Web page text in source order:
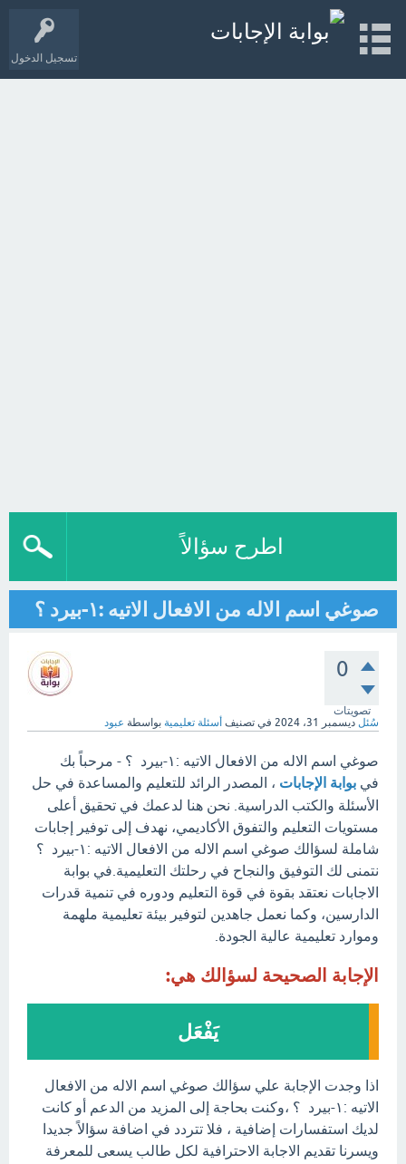
تسجيل الدخول
اطرح سؤالاً
صوغي اسم الاله من الافعال الاتيه :١-بيرد ؟
0
تصويتات
سُئل ديسمبر 31، 2024 في تصنيف أسئلة تعليمية بواسطة عبود
صوغي اسم الاله من الافعال الاتيه :١-بيرد ؟ - مرحباً بك
في بوابة الإجابات ، المصدر الرائد للتعليم والمساعدة في حل
الأسئلة والكتب الدراسية. نحن هنا لدعمك في تحقيق أعلى
مستويات التعليم والتفوق الأكاديمي، نهدف إلى توفير إجابات
شاملة لسؤالك صوغي اسم الاله من الافعال الاتيه :١-بيرد ؟
نتمنى لك التوفيق والنجاح في رحلتك التعليمية.في بوابة
الاجابات نعتقد بقوة في قوة التعليم ودوره في تنمية قدرات
الدارسين، وكما نعمل جاهدين لتوفير بيئة تعليمية ملهمة
وموارد تعليمية عالية الجودة.
الإجابة الصحيحة لسؤالك هي:
يَفْعَل
اذا وجدت الإجابة علي سؤالك صوغي اسم الاله من الافعال
الاتيه :١-بيرد ؟ ،وكنت بحاجة إلى المزيد من الدعم أو كانت
لديك استفسارات إضافية ، فلا تتردد في اضافة سؤالاً جديدا
ويسرنا تقديم الاجابة الاحترافية لكل طالب يسعى للمعرفة